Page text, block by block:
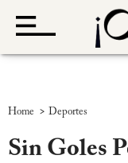
Home > Deportes
Sin Goles